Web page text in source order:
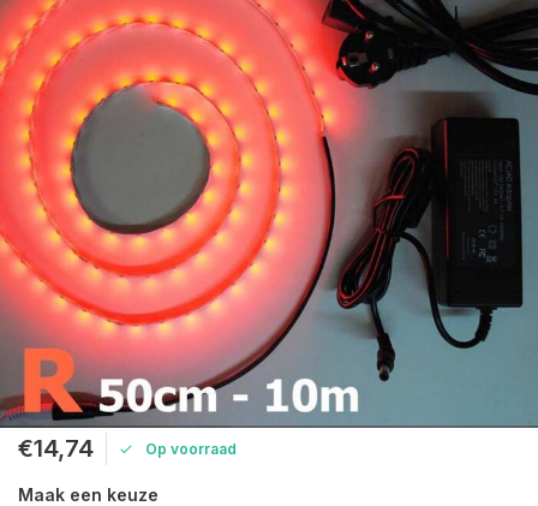
€14,74 Op voorraad
Maak een keuze